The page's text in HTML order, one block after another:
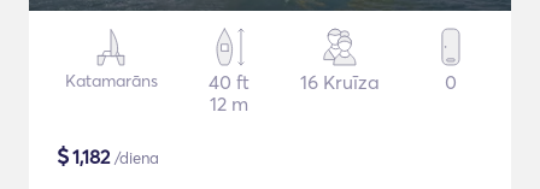
Katamarāns
40 ft
12 m
16 Kruīza 0
$1,182/diena